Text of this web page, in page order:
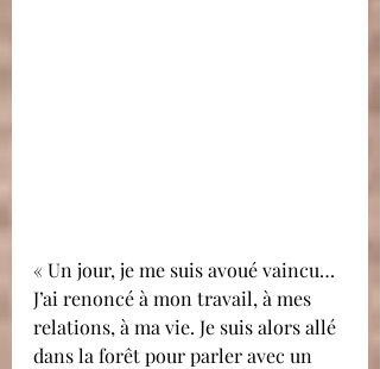
« Un jour, je me suis avoué vaincu…
J’ai renoncé à mon travail, à mes
relations, à ma vie. Je suis alors allé
dans la forêt pour parler avec un